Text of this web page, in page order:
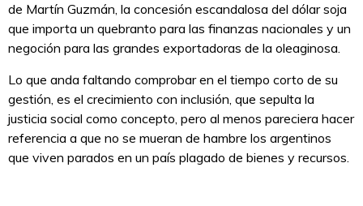
de Martín Guzmán, la concesión escandalosa del dólar soja
que importa un quebranto para las finanzas nacionales y un
negoción para las grandes exportadoras de la oleaginosa.
Lo que anda faltando comprobar en el tiempo corto de su
gestión, es el crecimiento con inclusión, que sepulta la
justicia social como concepto, pero al menos pareciera hacer
referencia a que no se mueran de hambre los argentinos
que viven parados en un país plagado de bienes y recursos.